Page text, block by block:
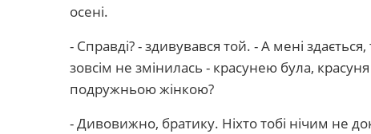
осені.
- Справді? - здивувався той. - А мені
зовсім не змінилась - красунею була,
подружньою жінкою?
- Дивовижно, братику. Ніхто тобі нічим не